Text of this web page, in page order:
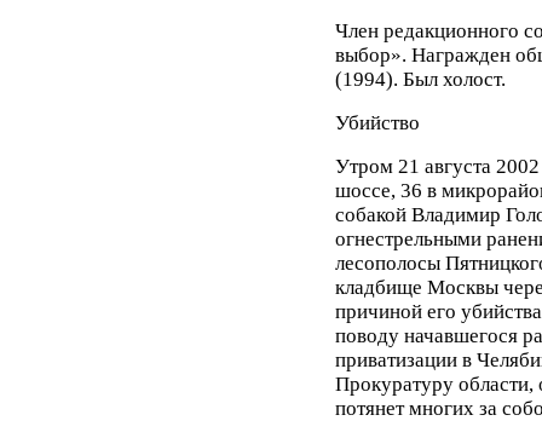
Член редакционного
выбор». Награжден
(1994). Был холост.
Убийство
Утром 21 августа
шоссе, 36 в
собакой Владимир
огнестрельными
лесополосы
кладбище Москвы
причиной его
поводу начавшегося
приватизации в
Прокуратуру
потянет многих за